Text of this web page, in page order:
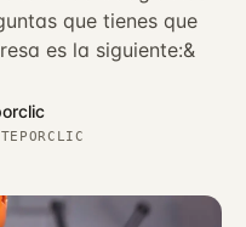
que tienes que
es la siguiente:&